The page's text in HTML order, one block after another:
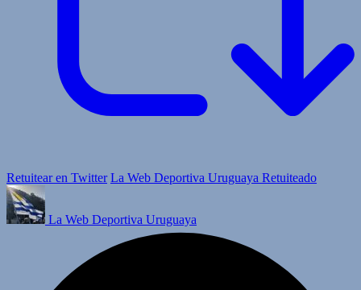
Retuitear en Twitter La Web Deportiva Uruguaya Retuiteado
La Web Deportiva Uruguaya